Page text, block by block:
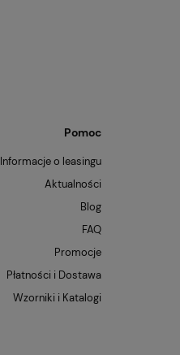
Pomoc
Informacje o leasingu
Aktualności
Blog
FAQ
Promocje
Płatności i Dostawa
Wzorniki i Katalogi